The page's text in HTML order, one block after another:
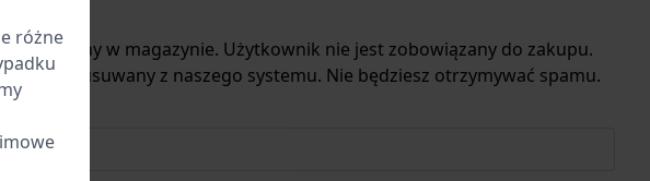
dostępny w magazynie. Użytkownik nie jest zobowiązany do zakupu.
usuwany z naszego systemu. Nie będziesz otrzymywać spamu.
różne